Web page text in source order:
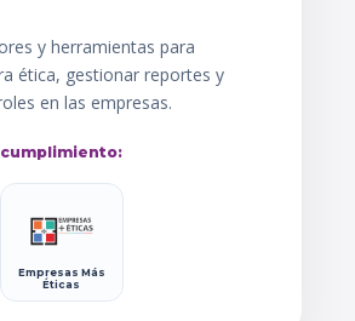
y herramientas para
ética, gestionar reportes y
en las empresas.
Empresas Más
Éticas